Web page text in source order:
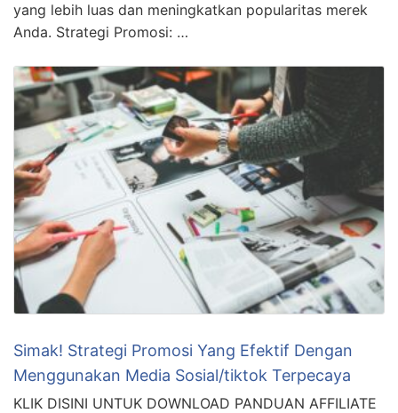
yang lebih luas dan meningkatkan popularitas merek
Anda. Strategi Promosi: …
Simak! Strategi Promosi Yang Efektif Dengan
Menggunakan Media Sosial/tiktok Terpecaya
KLIK DISINI UNTUK DOWNLOAD PANDUAN AFFILIATE